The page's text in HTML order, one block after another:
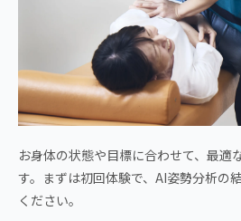
お身体の状態や目標に合わせて、最適
す。まずは初回体験で、AI姿勢分析の
ください。